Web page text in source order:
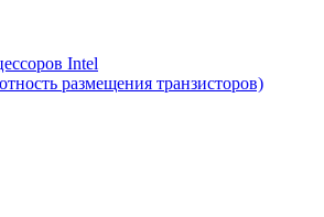
Intel
размещения транзисторов)